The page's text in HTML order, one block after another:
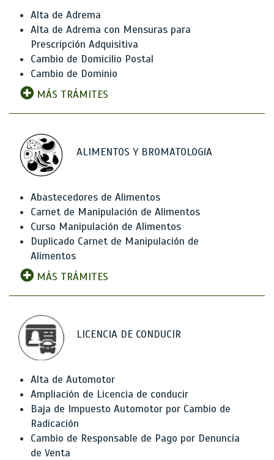
Alta de Adrema
Alta de Adrema con Mensuras para
Prescripción Adquisitiva
Cambio de Domicilio Postal
Cambio de Dominio
MÁS TRÁMITES
ALIMENTOS Y BROMATOLOGíA
Abastecedores de Alimentos
Carnet de Manipulación de Alimentos
Curso Manipulación de Alimentos
Duplicado Carnet de Manipulación de
Alimentos
MÁS TRÁMITES
LICENCIA DE CONDUCIR
Alta de Automotor
Ampliación de Licencia de conducir
Baja de Impuesto Automotor por Cambio de
Radicación
Cambio de Responsable de Pago por Denuncia
de Venta